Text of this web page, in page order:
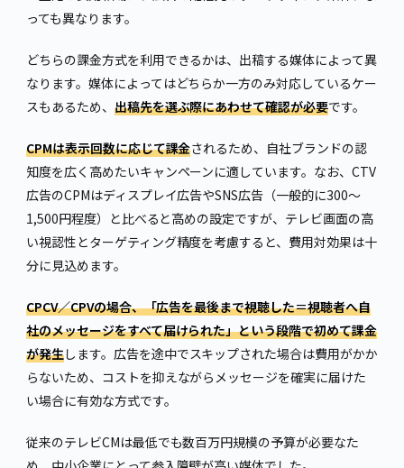
っても異なります。
どちらの課金方式を利用できるかは、出稿する媒体によって異
なります。媒体によってはどちらか一方のみ対応しているケー
スもあるため、 出稿先を選ぶ際にあわせて確認が必要です。
CPMは表示回数に応じて課金されるため、自社ブランドの認
知度を広く高めたいキャンペーンに適しています。なお、CTV
広告のCPMはディスプレイ広告やSNS広告（一般的に300〜
1,500円程度）と比べると高めの設定ですが、テレビ画面の高
い視認性とターゲティング精度を考慮すると、費用対効果は十
分に見込めます。
CPCV／CPVの場合、「広告を最後まで視聴した＝視聴者へ自
社のメッセージをすべて届けられた」という段階で初めて課金
が発生します。広告を途中でスキップされた場合は費用がかか
らないため、コストを抑えながらメッセージを確実に届けた
い場合に有効な方式です。
従来のテレビCMは最低でも数百万円規模の予算が必要なた